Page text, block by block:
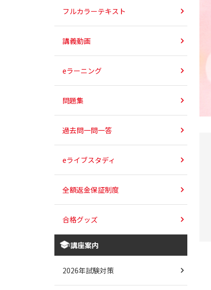
フルカラーテキスト
講義動画
eラーニング
問題集
過去問一問一答
eライブスタディ
全額返金保証制度
合格グッズ
講座案内
2026年試験対策